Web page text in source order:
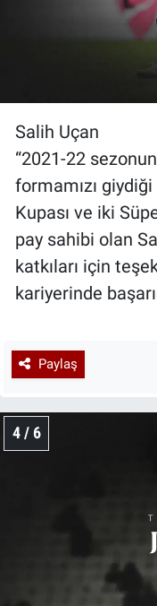
Salih Uçan
“2021-22
formamızı
Kupası ve iki
pay sahibi olan
katkıları için
kariyerinde
Paylaş
4 / 6